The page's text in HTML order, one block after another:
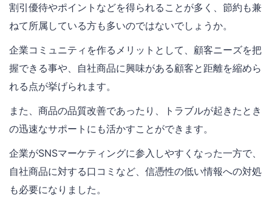
割引優待やポイントなどを得られることが多く、節約も兼
ねて所属している方も多いのではないでしょうか。
企業コミュニティを作るメリットとして、顧客ニーズを把
握できる事や、自社商品に興味がある顧客と距離を縮めら
れる点が挙げられます。
また、商品の品質改善であったり、トラブルが起きたとき
の迅速なサポートにも活かすことができます。
企業がSNSマーケティングに参入しやすくなった一方で、
自社商品に対する口コミなど、信憑性の低い情報への対処
も必要になりました。